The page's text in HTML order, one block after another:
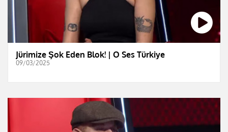
Jürimize Şok Eden Blok! | O Ses Türkiye
09/03/2025